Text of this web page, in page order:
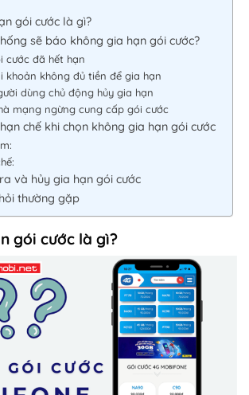
gói cước là gì?
sẽ báo không gia hạn gói cước?
cước đã hết hạn
khoản không đủ tiền để gia hạn
dùng chủ động hủy gia hạn
mạng ngừng cung cấp gói cước
chế khi chọn không gia hạn gói cước
và hủy gia hạn gói cước
thường gặp
gói cước là gì?